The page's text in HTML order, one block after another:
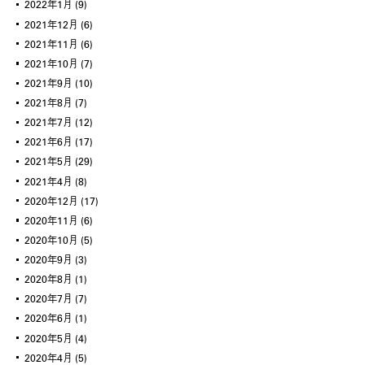
2022年1月 (9)
2021年12月 (6)
2021年11月 (6)
2021年10月 (7)
2021年9月 (10)
2021年8月 (7)
2021年7月 (12)
2021年6月 (17)
2021年5月 (29)
2021年4月 (8)
2020年12月 (17)
2020年11月 (6)
2020年10月 (5)
2020年9月 (3)
2020年8月 (1)
2020年7月 (7)
2020年6月 (1)
2020年5月 (4)
2020年4月 (5)